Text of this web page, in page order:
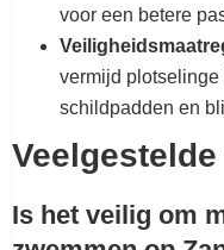
voor een betere
vermijd
schildpadden en
Is het veilig om